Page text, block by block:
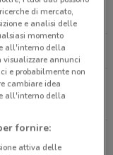
Tutti i negozi Lidl
e i negozi
in Via Nazionale
Esterna
di mercato,
e analisi delle
momento
all'interno della
visualizzare annunci
e probabilmente non
cambiare idea
all'interno della
fornire:
attiva delle